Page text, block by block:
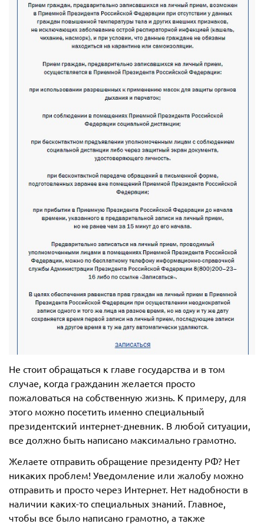
Не стоит обращаться к главе государства и в том
случае, когда гражданин желается просто
пожаловаться на собственную жизнь. К примеру, для
этого можно посетить именно специальный
президентский интернет-дневник. В любой ситуации,
все должно быть написано максимально грамотно.
Желаете отправить обращение президенту РФ? Нет
никаких проблем! Уведомление или жалобу можно
отправить и просто через Интернет. Нет надобности в
наличии каких-то специальных знаний. Главное,
чтобы все было написано грамотно, а также